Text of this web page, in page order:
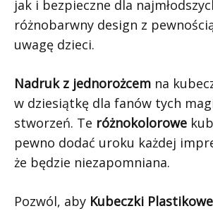
jak i bezpieczne dla
różnobarwny design z
uwagę dzieci.
Nadruk z jednorożcem na
w dziesiątkę dla fanów tych
stworzeń. Te różnokolorowe
pewno dodać uroku każdej
że będzie niezapomniana.
Pozwól, aby Kubeczki